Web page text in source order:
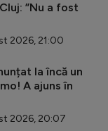
”Nu a fost
2026, 21:00
la încă un
A ajuns în
2026, 20:07